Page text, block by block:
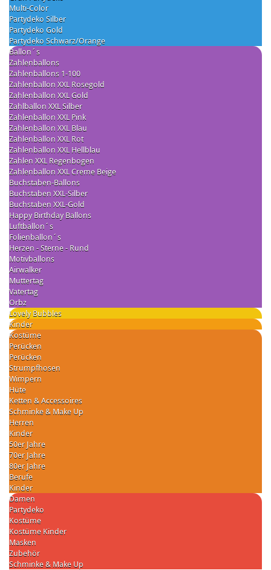
Multi-Color
Partydeko Silber
Partydeko Gold
Partydeko Schwarz/Orange
Ballon´s
Zahlenballons
Zahlenballons 1-100
Zahlenballon XXL Rosegold
Zahlenballon XXL Gold
Zahlballon XXL Silber
Zahlenballon XXL Pink
Zahlenballon XXL Blau
Zahlenballon XXL Rot
Zahlenballon XXL Hellblau
Zahlen XXL Regenbogen
Zahlenballon XXL Creme Beige
Buchstaben-Ballons
Buchstaben XXL-Silber
Buchstaben XXL-Gold
Happy Birthday Ballons
Luftballon´s
Folienballon´s
Herzen - Sterne - Rund
Motivballons
Airwalker
Muttertag
Vatertag
Orbz
Lovely Bubbles
Kinder
Kostüme
Perücken
Perücken
Strumpfhosen
Wimpern
Hüte
Ketten & Accessoires
Schminke & Make Up
Herren
Kinder
50er Jahre
70er Jahre
80er Jahre
Berufe
Kinder
Damen
Partydeko
Kostüme
Kostüme Kinder
Masken
Zubehör
Schminke & Make Up